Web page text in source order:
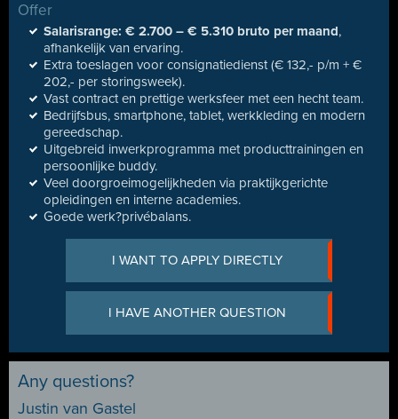
Offer
Salarisrange: € 2.700 – € 5.310 bruto per maand,
afhankelijk van ervaring.
Extra toeslagen voor consignatiedienst (€ 132,- p/m + €
202,- per storingsweek).
Vast contract en prettige werksfeer met een hecht team.
Bedrijfsbus, smartphone, tablet, werkkleding en modern
gereedschap.
Uitgebreid inwerkprogramma met producttrainingen en
persoonlijke buddy.
Veel doorgroeimogelijkheden via praktijkgerichte
opleidingen en interne academies.
Goede werk?privébalans.
I WANT TO APPLY DIRECTLY
I HAVE ANOTHER QUESTION
Any questions?
Justin van Gastel